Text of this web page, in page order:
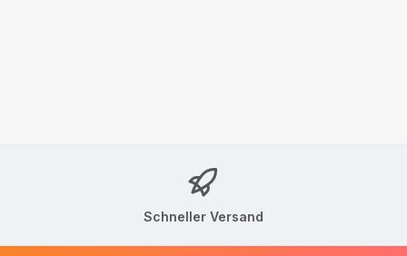
Schneller Versand